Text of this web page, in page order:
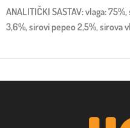
ANALITIČKI SASTAV: vlaga:
3,6%, sirovi pepeo 2,5%, sirova